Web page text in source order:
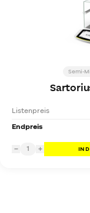
Semi-
Listenpreis
Endpreis
− 1 + IN